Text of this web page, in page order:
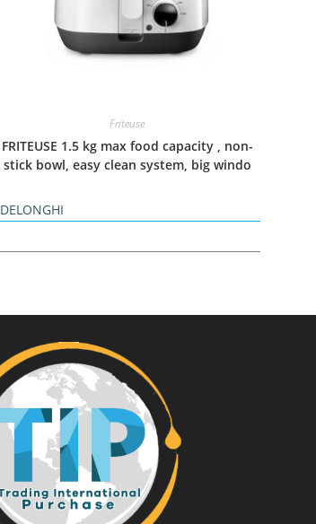
Friteuse
FRITEUSE 1.5 kg max food capacity , non-
stick bowl, easy clean system, big windo
DELONGHI